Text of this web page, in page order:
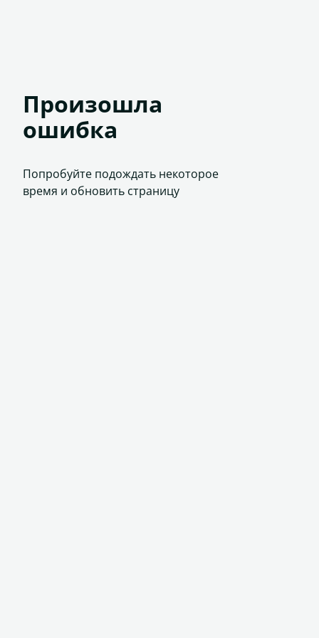
Произошла
ошибка
Попробуйте подождать некоторое
время и обновить страницу